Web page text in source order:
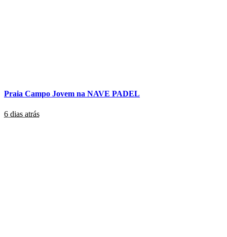
Praia Campo Jovem na NAVE PADEL
6 dias atrás